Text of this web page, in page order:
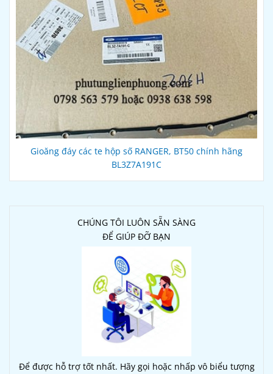
Gioăng đáy các te hộp số RANGER, BT50 chính hãng
BL3Z7A191C
CHÚNG TÔI LUÔN SẴN SÀNG
ĐỂ GIÚP ĐỠ BẠN
Để được hỗ trợ tốt nhất. Hãy gọi hoặc nhấp vô biểu tượng